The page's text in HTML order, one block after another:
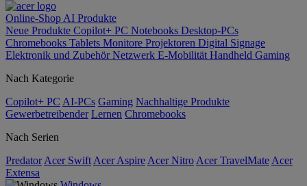
Online-Shop AI Produkte
Neue Produkte Copilot+ PC Notebooks Desktop-PCs
Chromebooks Tablets Monitore Projektoren Digital Signage
Elektronik und ZubehörNetzwerk E-Mobilität Handheld Gaming
Nach Kategorie
Copilot+ PC AI-PCs Gaming Nachhaltige Produkte
Gewerbetreibender Lernen Chromebooks
Nach Serien
Predator Acer Swift Acer Aspire Acer Nitro Acer TravelMate Acer
Extensa